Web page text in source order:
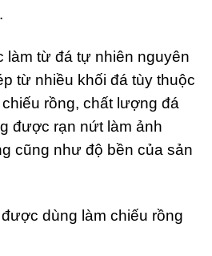
làm từ đá tự nhiên nguyên
từ nhiều khối đá tùy thuộc
rồng, chất lượng đá
được rạn nứt làm ảnh
cũng như độ bền của sản
dùng làm chiếu rồng